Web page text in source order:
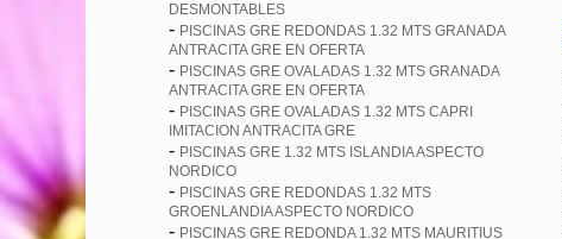
DESMONTABLES
- PISCINAS GRE REDONDAS 1.32 MTS GRANADA
ANTRACITA GRE EN OFERTA
- PISCINAS GRE OVALADAS 1.32 MTS GRANADA
ANTRACITA GRE EN OFERTA
- PISCINAS GRE OVALADAS 1.32 MTS CAPRI
IMITACION ANTRACITA GRE
- PISCINAS GRE 1.32 MTS ISLANDIA ASPECTO
NORDICO
- PISCINAS GRE REDONDAS 1.32 MTS
GROENLANDIA ASPECTO NORDICO
- PISCINAS GRE REDONDA 1.32 MTS MAURITIUS